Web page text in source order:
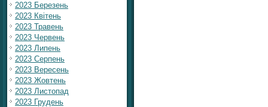
2023 Березень
2023 Квітень
2023 Травень
2023 Червень
2023 Липень
2023 Серпень
2023 Вересень
2023 Жовтень
2023 Листопад
2023 Грудень